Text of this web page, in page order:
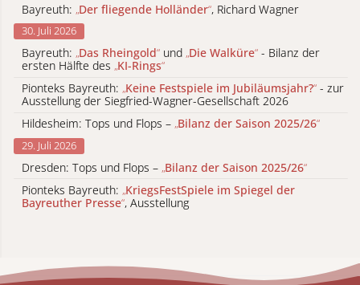
Bayreuth: „Der fliegende Holländer“, Richard Wagner
30. Juli 2026
Bayreuth: „Das Rheingold“ und „Die Walküre“ - Bilanz der
ersten Hälfte des „KI-Rings“
Pionteks Bayreuth: „Keine Festspiele im Jubiläumsjahr?“ - zur
Ausstellung der Siegfried-Wagner-Gesellschaft 2026
Hildesheim: Tops und Flops – „Bilanz der Saison 2025/26“
29. Juli 2026
Dresden: Tops und Flops – „Bilanz der Saison 2025/26“
Pionteks Bayreuth: „KriegsFestSpiele im Spiegel der
Bayreuther Presse“, Ausstellung